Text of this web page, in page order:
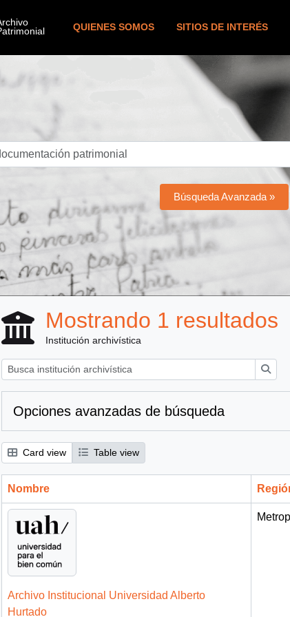
QUIENES SOMOS SITIOS DE INTERÉS
Búsqueda Avanzada »
Mostrando 1 resultados
Institución archivística
Opciones avanzadas de búsqueda
Card view Table view
Nombre
Archivo Institucional Universidad Alberto
Hurtado